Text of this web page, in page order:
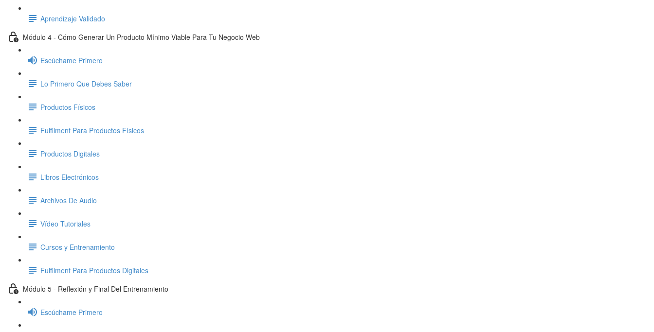
Aprendizaje Validado
Módulo 4 - Cómo Generar Un Producto Mínimo Viable Para Tu Negocio Web
Escúchame Primero
Lo Primero Que Debes Saber
Productos Físicos
Fulfilment Para Productos Físicos
Productos Digitales
Libros Electrónicos
Archivos De Audio
Vídeo Tutoriales
Cursos y Entrenamiento
Fulfilment Para Productos Digitales
Módulo 5 - Reflexión y Final Del Entrenamiento
Escúchame Primero